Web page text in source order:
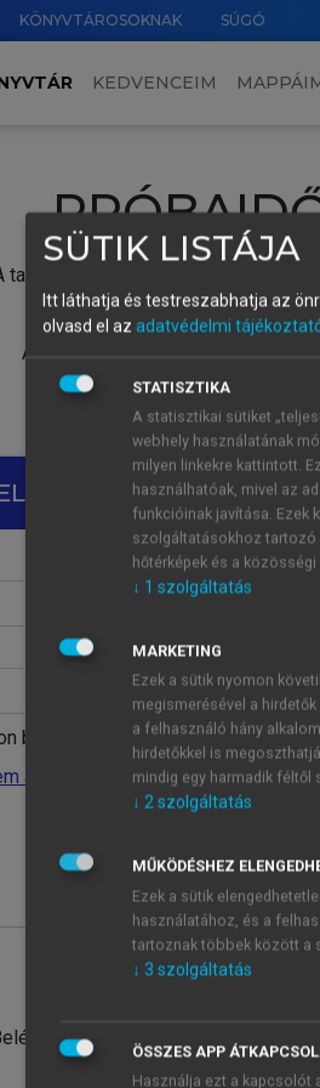
KÖNYVTÁROSOKNAK SÚGÓ
KEDVENCEIM
tartalom megtekintéséhez lépj be a
Új felhasználóként1
A próbaidőszak elindításához,
A regisztráció után
SAJÁT FIÓKKAL
belépve
a jelszavamat
intézményi azonosítóval
SÜTIK LISTÁJA
Itt láthatja és testreszabhatja az
olvasd el az adatvédelmi
STATISZTIKA
A statisztikai sütiket
webhely használatának
milyen linkekre kattintott.
használhatóak, mivel az
funkcióinak javítása. Ezek
szolgáltatásokhoz tartozó
hőtérképek és a
↓ 1 szolgáltatás
MARKETING
Ezek a sütik nyomon
megismerésével a
a felhasználó hány
hirdetőkkel is
mindig egy harmadik féltől
↓ 2szolgáltatás
MŰKÖDÉSHEZ
Ezek a sütik
használatához, és a
tartoznak többek között a
↓ 3 szolgáltatás
ÖSSZES APP
Használja ezt a kapcsolót